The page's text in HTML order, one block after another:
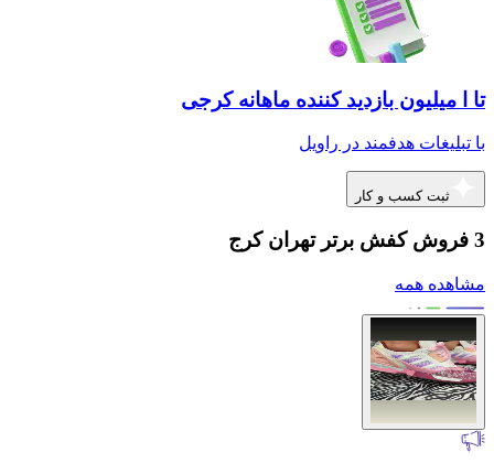
تا ا میلیون بازدید کننده ماهانه کرجی
با تبلیغات هدفمند در راویل
ثبت کسب و کار
3 فروش کفش برتر تهران کرج
مشاهده همه